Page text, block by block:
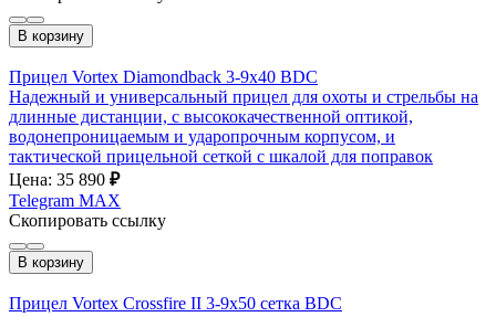
В корзину
Прицел Vortex Diamondback 3-9x40 BDC
Надежный и универсальный прицел для охоты и стрельбы на
длинные дистанции, с высококачественной оптикой,
водонепроницаемым и ударопрочным корпусом, и
тактической прицельной сеткой с шкалой для поправок
Цена: 35 890 ₽
Telegram MAX
Скопировать ссылку
В корзину
Прицел Vortex Crossfire II 3-9x50 сетка BDC